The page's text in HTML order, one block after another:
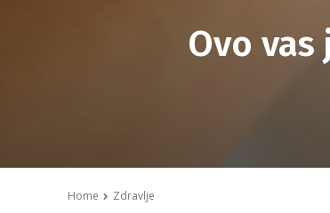
Ovo
Home Zdravlje